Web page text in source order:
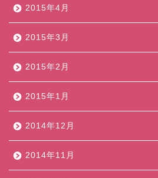
2015年4月
2015年3月
2015年2月
2015年1月
2014年12月
2014年11月